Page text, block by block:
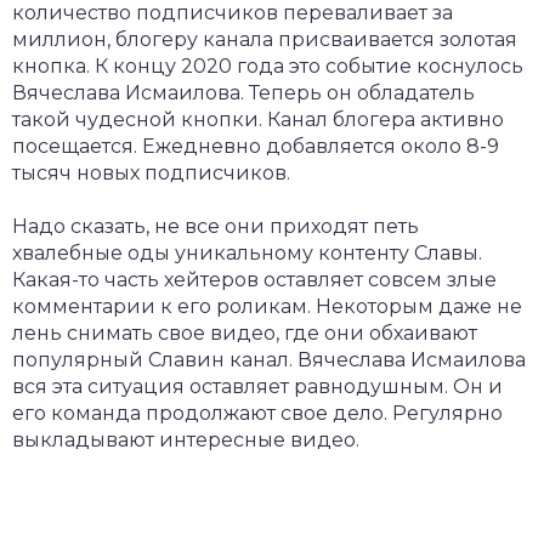
количество подписчиков переваливает за
миллион, блогеру канала присваивается золотая
кнопка. К концу 2020 года это событие коснулось
Вячеслава Исмаилова. Теперь он обладатель
такой чудесной кнопки. Канал блогера активно
посещается. Ежедневно добавляется около 8-9
тысяч новых подписчиков.
Надо сказать, не все они приходят петь
хвалебные оды уникальному контенту Славы.
Какая-то часть хейтеров оставляет совсем злые
комментарии к его роликам. Некоторым даже не
лень снимать свое видео, где они обхаивают
популярный Славин канал. Вячеслава Исмаилова
вся эта ситуация оставляет равнодушным. Он и
его команда продолжают свое дело. Регулярно
выкладывают интересные видео.